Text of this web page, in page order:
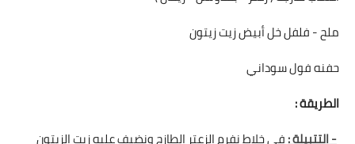
ملح - فلفل خل أبيض زيت زيتون
حفنه فول سوداني
الطريقة :
- التتبيلة :في خلاط نفرم الزعتر الطازج ونضيف عليه زيت الزيتون